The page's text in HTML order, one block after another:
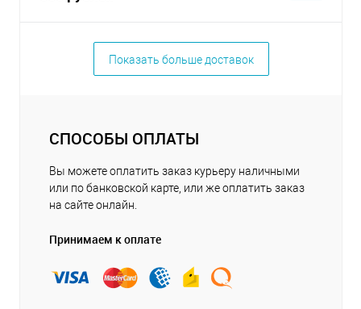
Показать больше доставок
СПОСОБЫ ОПЛАТЫ
Вы можете оплатить заказ курьеру наличными
или по банковской карте, или же оплатить заказ
на сайте онлайн.
Принимаем к оплате